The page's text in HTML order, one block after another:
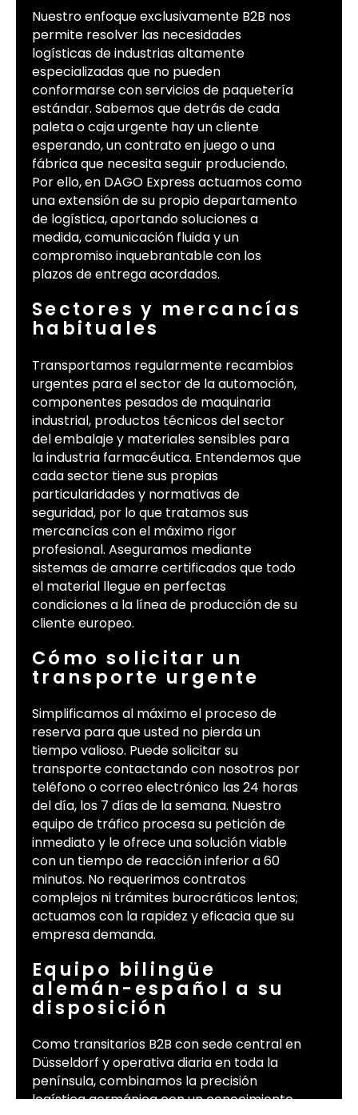
Nuestro enfoque exclusivamente B2B nos
permite resolver las necesidades
logísticas de industrias altamente
especializadas que no pueden
conformarse con servicios de paquetería
estándar. Sabemos que detrás de cada
paleta o caja urgente hay un cliente
esperando, un contrato en juego o una
fábrica que necesita seguir produciendo.
Por ello, en DAGO Express actuamos como
una extensión de su propio departamento
de logística, aportando soluciones a
medida, comunicación fluida y un
compromiso inquebrantable con los
plazos de entrega acordados.
Sectores y mercancías
habituales
Transportamos regularmente recambios
urgentes para el sector de la automoción,
componentes pesados de maquinaria
industrial, productos técnicos del sector
del embalaje y materiales sensibles para
la industria farmacéutica. Entendemos que
cada sector tiene sus propias
particularidades y normativas de
seguridad, por lo que tratamos sus
mercancías con el máximo rigor
profesional. Aseguramos mediante
sistemas de amarre certificados que todo
el material llegue en perfectas
condiciones a la línea de producción de su
cliente europeo.
Cómo solicitar un
transporte urgente
Simplificamos al máximo el proceso de
reserva para que usted no pierda un
tiempo valioso. Puede solicitar su
transporte contactando con nosotros por
teléfono o correo electrónico las 24 horas
del día, los 7 días de la semana. Nuestro
equipo de tráfico procesa su petición de
inmediato y le ofrece una solución viable
con un tiempo de reacción inferior a 60
minutos. No requerimos contratos
complejos ni trámites burocráticos lentos;
actuamos con la rapidez y eficacia que su
empresa demanda.
Equipo bilingüe
alemán-español a su
disposición
Como transitarios B2B con sede central en
Düsseldorf y operativa diaria en toda la
península, combinamos la precisión
logística germánica con un conocimiento